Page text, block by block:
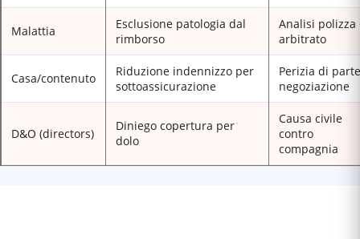
Malattia
Esclusione patologia dal
rimborso
Analisi polizza
arbitrato
Casa/contenuto
Riduzione indennizzo per
sottoassicurazione
Perizia di
negoziazione
D&O (directors)
Diniego copertura per
dolo
Causa civile
contro
compagnia